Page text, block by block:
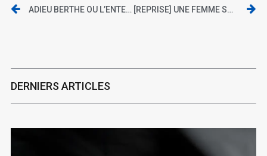
ADIEU BERTHE OU L’ENTERREMENT DE MÉMÉ [REPRISE] UNE FEMME SOUS INFLUENCE
DERNIERS ARTICLES